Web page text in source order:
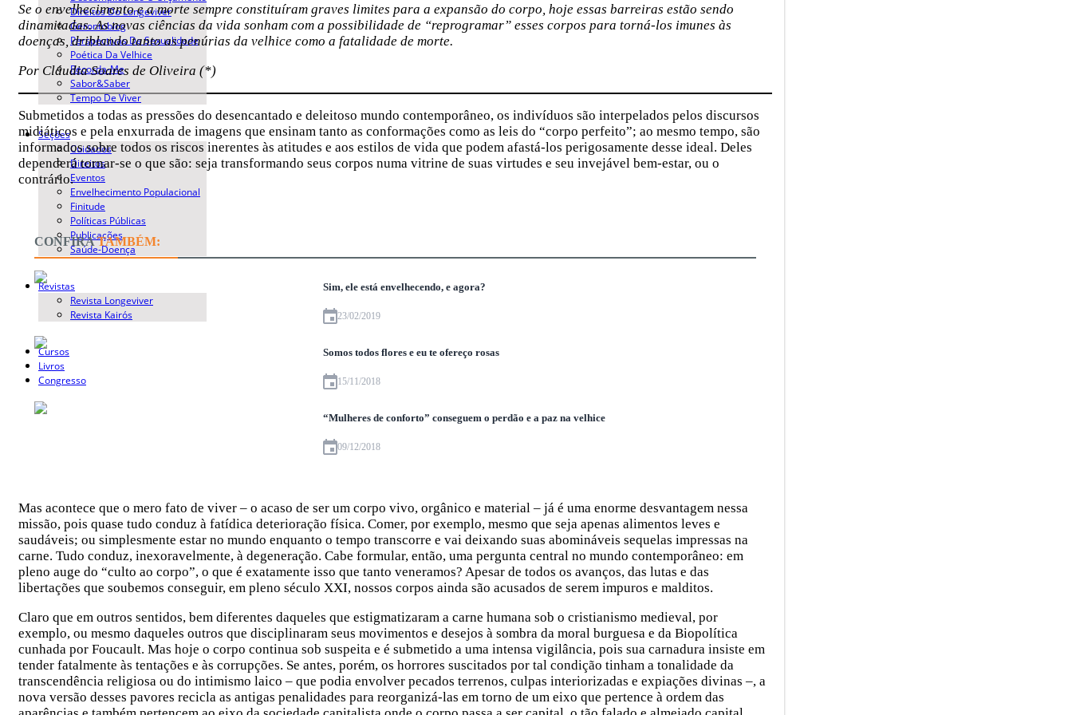
Direitos Do Longeviver
Gerontoblog
Perspectivas Da Sexualidade
Poética Da Velhice
Recorda-Me
Sabor&Saber
Tempo De Viver
Seções
Cuidados
Direitos
Eventos
Envelhecimento Populacional
Finitude
Políticas Públicas
Publicações
Saúde-Doença
Revistas
Revista Longeviver
Revista Kairós
Cursos
Livros
Congresso
Se o envelhecimento e a morte sempre constituíram graves limites para a expansão do corpo, hoje essas barreiras estão sendo
dinamitadas. As novas ciências da vida sonham com a possibilidade de “reprogramar” esses corpos para torná-los imunes às
doenças, driblando tanto as penúrias da velhice como a fatalidade de morte.
Por Cláudia Soares de Oliveira (*)
Submetidos a todas as pressões do desencantado e deleitoso mundo contemporâneo, os indivíduos são interpelados pelos discursos
midiáticos e pela enxurrada de imagens que ensinam tanto as conformações como as leis do “corpo perfeito”; ao mesmo tempo, são
informados sobre todos os riscos inerentes às atitudes e aos estilos de vida que podem afastá-los perigosamente desse ideal. Deles
dependerá tornar-se o que são: seja transformando seus corpos numa vitrine de suas virtudes e seu invejável bem-estar, ou o
contrário.
CONFIRATAMBÉM:
Sim, ele está envelhecendo, e agora?
23/02/2019
Somos todos flores e eu te ofereço rosas
15/11/2018
“Mulheres de conforto” conseguem o perdão e a paz na velhice
09/12/2018
Mas acontece que o mero fato de viver – o acaso de ser um corpo vivo, orgânico e material – já é uma enorme desvantagem nessa
missão, pois quase tudo conduz à fatídica deterioração física. Comer, por exemplo, mesmo que seja apenas alimentos leves e
saudáveis; ou simplesmente estar no mundo enquanto o tempo transcorre e vai deixando suas abomináveis sequelas impressas na
carne. Tudo conduz, inexoravelmente, à degeneração. Cabe formular, então, uma pergunta central no mundo contemporâneo: em
pleno auge do “culto ao corpo”, o que é exatamente isso que tanto veneramos? Apesar de todos os avanços, das lutas e das
libertações que soubemos conseguir, em pleno século XXI, nossos corpos ainda são acusados de serem impuros e malditos.
Claro que em outros sentidos, bem diferentes daqueles que estigmatizaram a carne humana sob o cristianismo medieval, por
exemplo, ou mesmo daqueles outros que disciplinaram seus movimentos e desejos à sombra da moral burguesa e da Biopolítica
cunhada por Foucault. Mas hoje o corpo continua sob suspeita e é submetido a uma intensa vigilância, pois sua carnadura insiste em
tender fatalmente às tentações e às corrupções. Se antes, porém, os horrores suscitados por tal condição tinham a tonalidade da
transcendência religiosa ou do intimismo laico – que podia envolver pecados terrenos, culpas interiorizadas e expiações divinas –, a
nova versão desses pavores recicla as antigas penalidades para reorganizá-las em torno de um eixo que pertence à ordem das